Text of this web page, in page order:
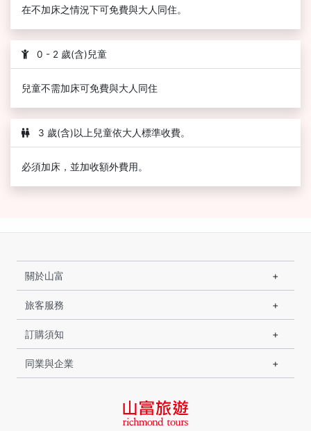
在不加床之情況下可免費與大人同住。
0 - 2 歲(含)兒童
兒童不需加床可免費與大人同住
3 歲(含)以上兒童依大人標準收費。
必須加床，並加收額外費用。
關於山富
旅客服務
訂購須知
同業與企業